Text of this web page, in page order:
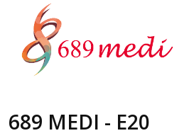
689 MEDI - E20